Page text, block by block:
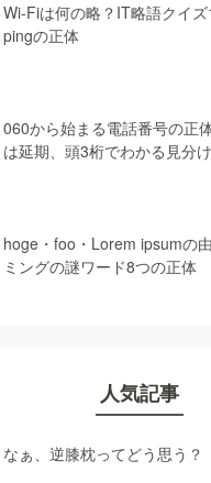
Wi-Fiは何の略？IT略語クイズ
pingの正体
060から始まる電話番号の正
は延期、頭3桁でわかる見分
hoge・foo・Lorem ipsumの
ミングの謎ワード8つの正体
人気記事
なぁ、逆膝枕ってどう思う？